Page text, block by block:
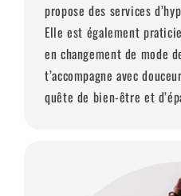
propose des services
Elle est également
en changement de mode
t’accompagne avec
quête de bien-être et